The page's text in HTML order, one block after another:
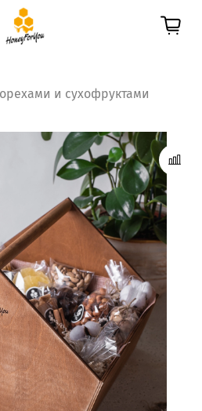
и сухофруктами